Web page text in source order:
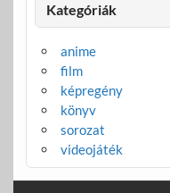
Kategóriák
anime
film
képregény
könyv
sorozat
videojáték